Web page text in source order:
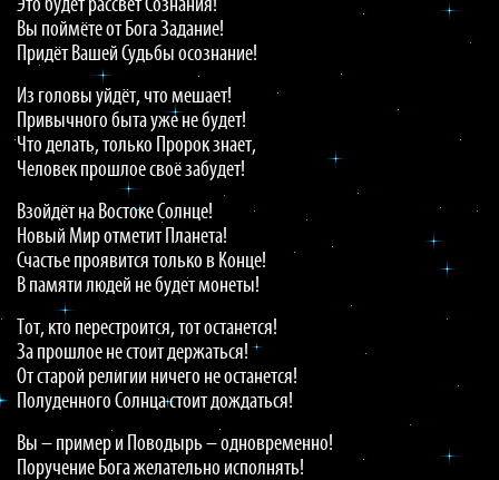
Это будет рассвет Сознания!
Вы поймёте от Бога Задание!
Придёт Вашей Судьбы осознание!
Из головы уйдёт, что мешает!
Привычного быта уже не будет!
Что делать, только Пророк знает,
Человек прошлое своё забудет!
Взойдёт на Востоке Солнце!
Новый Мир отметит Планета!
Счастье проявится только в Конце!
В памяти людей не будет монеты!
Тот, кто перестроится, тот останется!
За прошлое не стоит держаться!
От старой религии ничего не останется!
Полуденного Солнца стоит дождаться!
Вы – пример и Поводырь – одновременно!
Поручение Бога желательно исполнять!